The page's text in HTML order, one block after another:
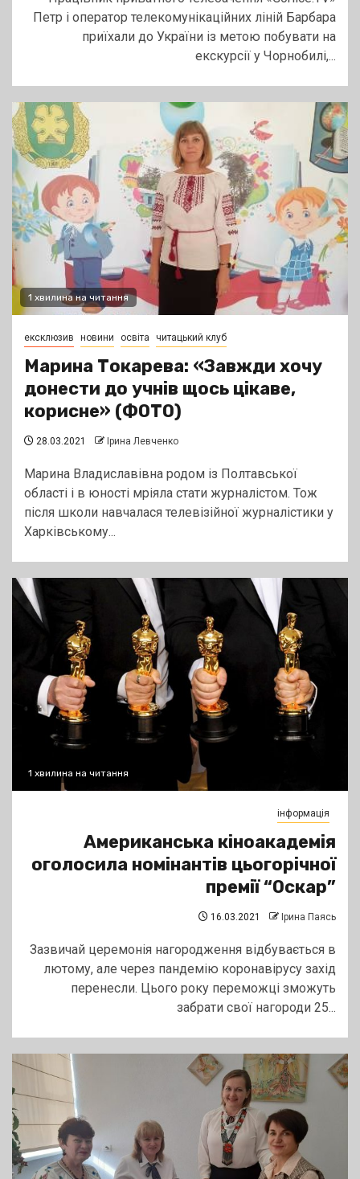
Петр і оператор телекомунікаційних ліній Барбара
приїхали до України із метою побувати на
екскурсії у Чорнобилі,...
1 хвилина на читання
ексклюзив новини освіта читацький клуб
Марина Токарева: «Завжди хочу
донести до учнів щось цікаве,
корисне» (ФОТО)
28.03.2021 Ірина Левченко
Марина Владиславівна родом із Полтавської
області і в юності мріяла стати журналістом. Тож
після школи навчалася телевізійної журналістики у
Харківському...
1 хвилина на читання
інформація
Американська кіноакадемія
оголосила номінантів цьогорічної
премії “Оскар”
16.03.2021 Ірина Паясь
Зазвичай церемонія нагородження відбувається в
лютому, але через пандемію коронавірусу захід
перенесли. Цього року переможці зможуть
забрати свої нагороди 25...